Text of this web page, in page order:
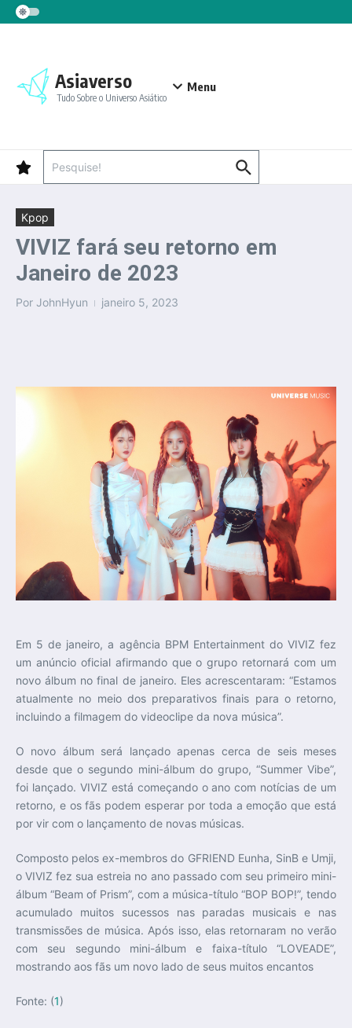
Ir para o conteúdo
Asiaverso
Tudo Sobre o Universo Asiático
Menu
Kpop
VIVIZ fará seu retorno em
Janeiro de 2023
Por JohnHyun janeiro 5, 2023
Em 5 de janeiro, a agência BPM Entertainment do VIVIZ fez
um anúncio oficial afirmando que o grupo retornará com um
novo álbum no final de janeiro. Eles acrescentaram: “Estamos
atualmente no meio dos preparativos finais para o retorno,
incluindo a filmagem do videoclipe da nova música”.
O novo álbum será lançado apenas cerca de seis meses
desde que o segundo mini-álbum do grupo, “Summer Vibe”,
foi lançado. VIVIZ está começando o ano com notícias de um
retorno, e os fãs podem esperar por toda a emoção que está
por vir com o lançamento de novas músicas.
Composto pelos ex-membros do GFRIEND Eunha, SinB e Umji,
o VIVIZ fez sua estreia no ano passado com seu primeiro mini-
álbum “Beam of Prism”, com a música-título “BOP BOP!”, tendo
acumulado muitos sucessos nas paradas musicais e nas
transmissões de música. Após isso, elas retornaram no verão
com seu segundo mini-álbum e faixa-título “LOVEADE”,
mostrando aos fãs um novo lado de seus muitos encantos
Fonte: (1)